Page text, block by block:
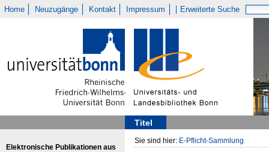
Home Neuzugänge Kontakt Impressum Erweiterte Suche
Titel
Elektronische Publikationen aus
Sie sind hier: E-Pflicht-Sammlung